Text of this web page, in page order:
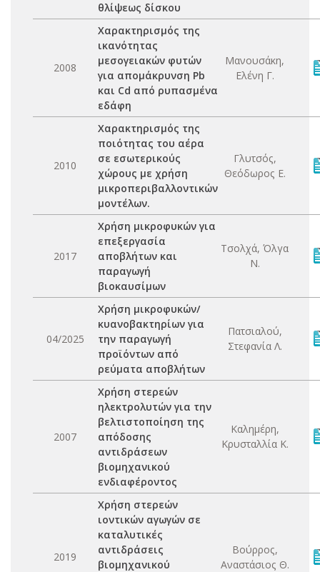
θλίψεως δίσκου
2008
Χαρακτηρισμός της
ικανότητας
μεσογειακών φυτών
για απομάκρυνση Pb
και Cd από ρυπασμένα
εδάφη
Μανουσάκη,
Ελένη Γ.
2010
Χαρακτηρισμός της
ποιότητας του αέρα
σε εσωτερικούς
χώρους με χρήση
μικροπεριβαλλοντικών
μοντέλων.
Γλυτσός,
Θεόδωρος Ε.
2017
Χρήση μικροφυκών για
επεξεργασία
αποβλήτων και
παραγωγή
βιοκαυσίμων
Τσολχά, Όλγα
Ν.
04/2025
Χρήση μικροφυκών/
κυανοβακτηρίων για
την παραγωγή
προϊόντων από
ρεύματα αποβλήτων
Πατσιαλού,
Στεφανία Λ.
2007
Χρήση στερεών
ηλεκτρολυτών για την
βελτιστοποίηση της
απόδοσης
αντιδράσεων
βιομηχανικού
ενδιαφέροντος
Καλημέρη,
Κρυσταλλία Κ.
2019
Χρήση στερεών
ιοντικών αγωγών σε
καταλυτικές
αντιδράσεις
βιομηχανικού
Βούρρος,
Αναστάσιος Θ.